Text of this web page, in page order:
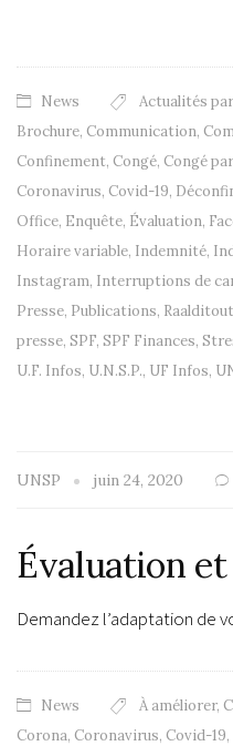
News Actualités
Brochure, Communication,
Confinement, Congé, Congé
Coronavirus, Covid-19,
Office, Enquête, Évaluation,
Horaire variable, Indemnité,
Instagram, Interruptions de
Presse, Publications, Raalditout
presse, SPF, SPF Finances,
U.F. Infos, U.N.S.P., UF Infos,
UNSP juin 24, 2020
Évaluation
Demandez l’adaptation de
News À améliorer,
Corona, Coronavirus, Covid-19,